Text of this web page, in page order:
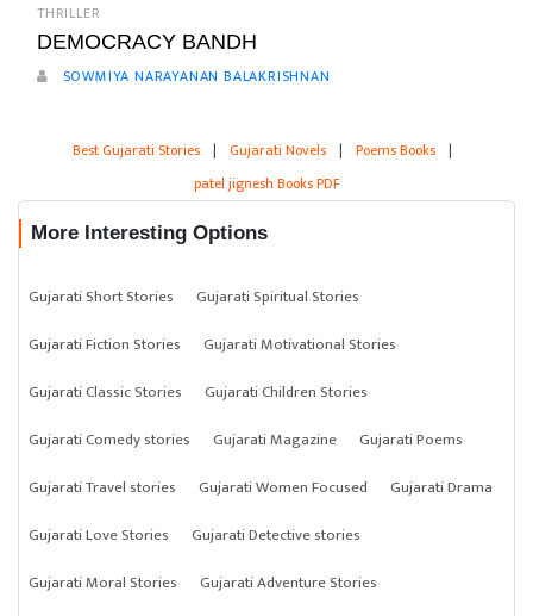
THRILLER
DEMOCRACY BANDH
SOWMIYA NARAYANAN BALAKRISHNAN
Best Gujarati Stories | Gujarati Novels | Poems Books |
patel jignesh Books PDF
More Interesting Options
Gujarati Short Stories
Gujarati Spiritual Stories
Gujarati Fiction Stories
Gujarati Motivational Stories
Gujarati Classic Stories
Gujarati Children Stories
Gujarati Comedy stories
Gujarati Magazine
Gujarati Poems
Gujarati Travel stories
Gujarati Women Focused
Gujarati Drama
Gujarati Love Stories
Gujarati Detective stories
Gujarati Moral Stories
Gujarati Adventure Stories